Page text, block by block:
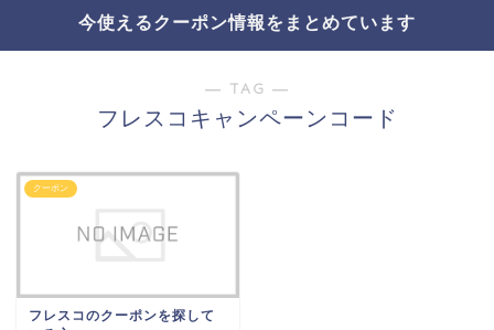
今使えるクーポン情報をまとめています
― TAG ―
フレスコキャンペーンコード
クーポン
フレスコのクーポンを探して